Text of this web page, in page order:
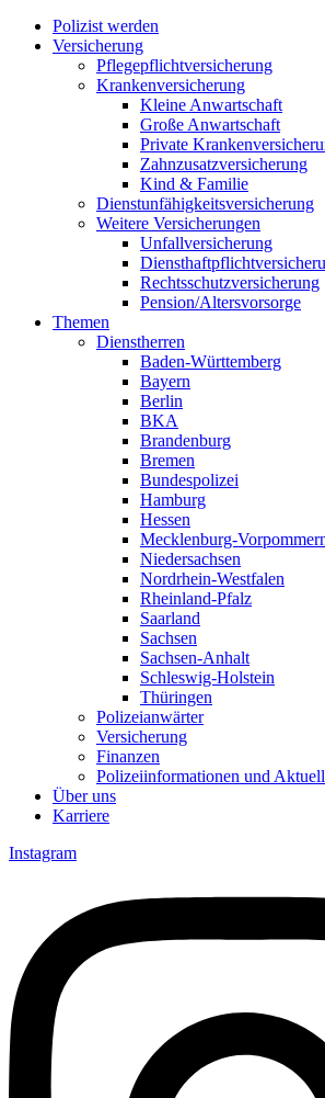
Polizist werden
Versicherung
Pflegepflichtversicherung
Krankenversicherung
Kleine Anwartschaft
Große Anwartschaft
Private
Zahnzusatzversicherung
Kind & Familie
Dienstunfähigkeitsversicherung
Weitere Versicherungen
Unfallversicherung
Rechtsschutzversicherung
Pension/Altersvorsorge
Themen
Dienstherren
Baden-Württemberg
Bayern
Berlin
BKA
Brandenburg
Bremen
Bundespolizei
Hamburg
Hessen
Mecklenburg-
Niedersachsen
Nordrhein-Westfalen
Rheinland-Pfalz
Saarland
Sachsen
Sachsen-Anhalt
Schleswig-Holstein
Thüringen
Polizeianwärter
Versicherung
Finanzen
Polizeiinformationen und
Über uns
Karriere
Instagram